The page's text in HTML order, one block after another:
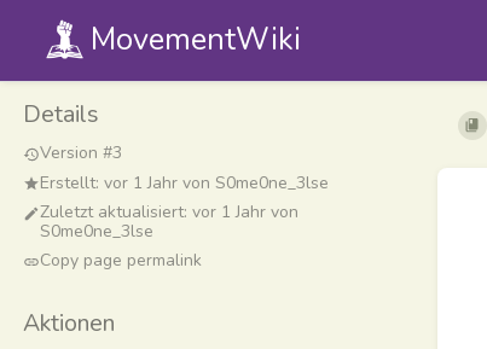
MovementWiki
Details
Version #3
Erstellt: vor 1 Jahr von S0me0ne_3lse
Zuletzt aktualisiert: vor 1 Jahr von
S0me0ne_3lse
Copy page permalink
Aktionen